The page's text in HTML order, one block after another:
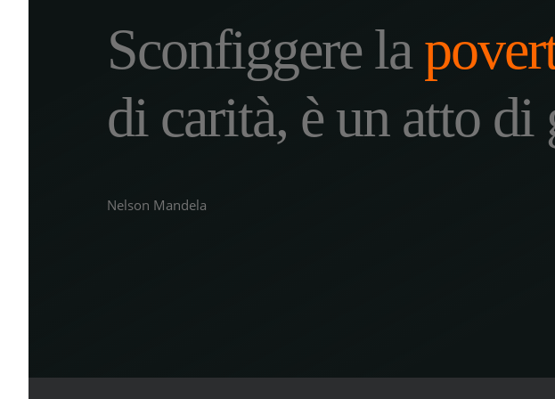
Sconfiggere la
di carità, è un atto di
Nelson Mandela